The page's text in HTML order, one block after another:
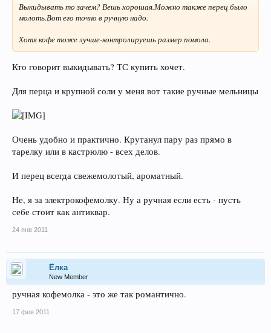
Выкидывать то зачем? Вешь хорошая.Можно также перец было
молоть.Вот его точно в ручную надо.
Хотя кофе тоже лучше-контролируешь размер помола.
Кто говорит выкидывать? ТС купить хочет.
Для перца и крупной соли у меня вот такие ручные мельницы
Очень удобно и практично. Крутанул пару раз прямо в
тарелку или в кастрюлю - всех делов.
И перец всегда свежемолотый, ароматный.
Не, я за электрокофемолку. Ну а ручная если есть - пусть
себе стоит как антиквар.
24 янв 2011
Ёлка
New Member
ручная кофемолка - это же так романтично.
17 фев 2011